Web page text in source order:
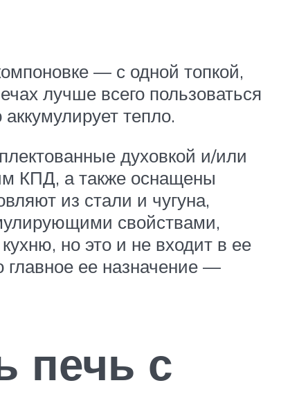
— с одной топкой,
лучше всего пользоваться
тепло.
духовкой и/или
КПД, а также оснащены
из стали и чугуна,
свойствами,
но это и не входит в ее
ее назначение —
печь с